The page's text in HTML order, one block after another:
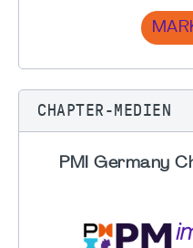
CHAPTER-MEDIEN
PMI Germany